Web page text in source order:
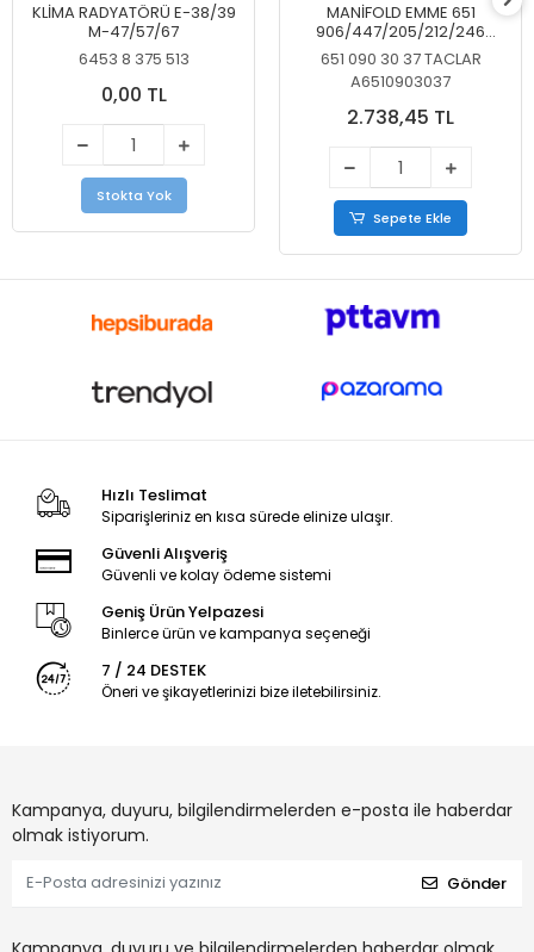
KLİMA RADYATÖRÜ E-38/39
M-47/57/67
6453 8 375 513
0,00 TL
Stokta Yok
MANİFOLD EMME 651
906/447/205/212/246
KELEBEKSİZ
651 090 30 37 TACLAR
A6510903037
2.738,45 TL
Sepete Ekle
Hızlı Teslimat
Siparişleriniz en kısa sürede elinize ulaşır.
Güvenli Alışveriş
Güvenli ve kolay ödeme sistemi
Geniş Ürün Yelpazesi
Binlerce ürün ve kampanya seçeneği
7 / 24 DESTEK
Öneri ve şikayetlerinizi bize iletebilirsiniz.
Kampanya, duyuru, bilgilendirmelerden e-posta ile haberdar
olmak istiyorum.
Gönder